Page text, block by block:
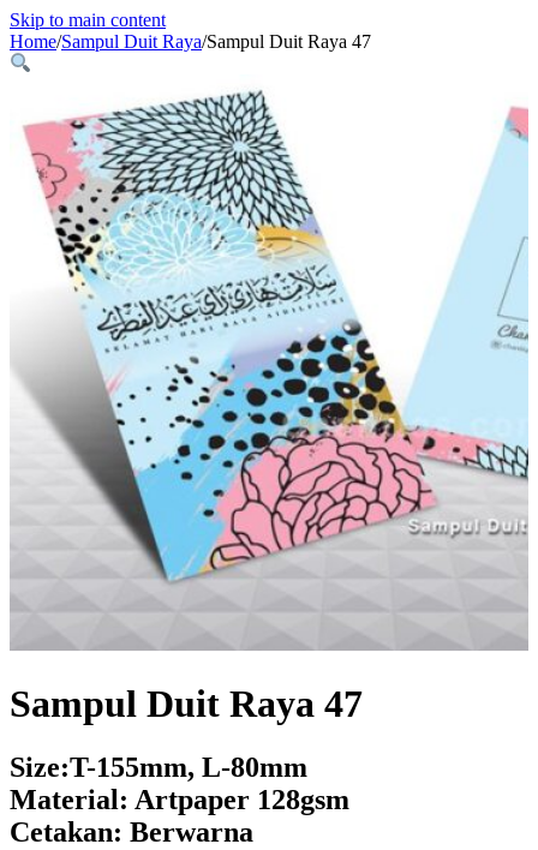
Skip to main content
Home/Sampul Duit Raya/Sampul Duit Raya 47
Sampul Duit Raya 47
Size:T-155mm, L-80mm
Material: Artpaper 128gsm
Cetakan: Berwarna